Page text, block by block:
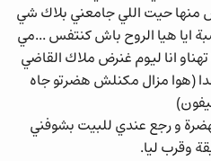
منها حيت اللي جامعني بلاك شي
ايا هيا الروح باش كنتفس ...مي
انا ليوم غنرض ملاك القاضي
(هوا مزال مكنلش هضرتو جاه
و رجع عندي للبيت بشوفني
وقرب ليا.